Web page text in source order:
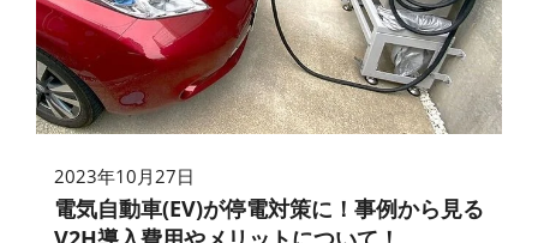
2023年10月27日
電気自動車(EV)が停電対策に！事例から見る